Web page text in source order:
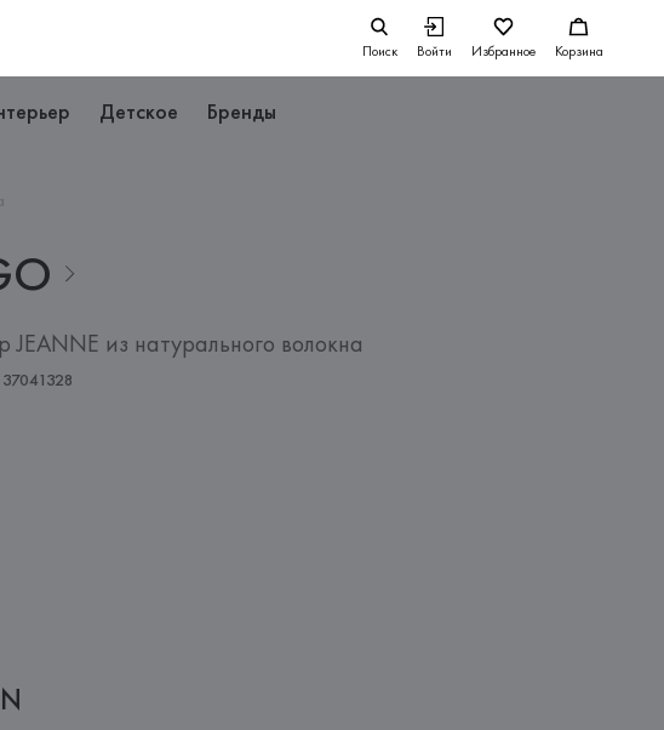
Поиск Войти Избранное Корзина
Детское Бренды
из натурального волокна
37041328